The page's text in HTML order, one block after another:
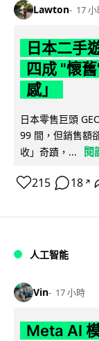
Lawton 17
日本二手
四成 "懷
感」
日本零售巨頭
99 間，但銷售額
收」奇蹟，...
閱
215 18 ↗
人工智能
Vin 17 小時
Meta AI